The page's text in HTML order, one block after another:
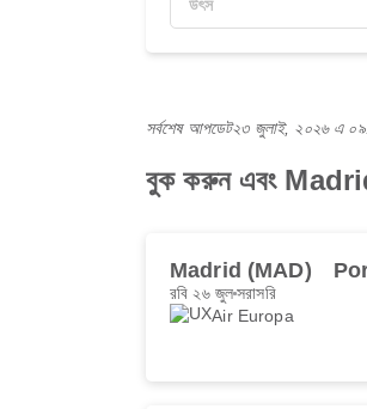
সর্বশেষ আপডেট২৩ জুলাই, ২০২৬ এ
বুক করুন এবং Madrid
Madrid (MAD)
রবি ২৬ জুলসরাসরি
Air Europa